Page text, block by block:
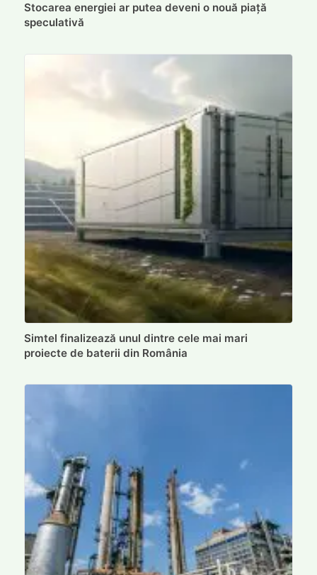
Stocarea energiei ar putea deveni o nouă piață
speculativă
Simtel finalizează unul dintre cele mai mari
proiecte de baterii din România